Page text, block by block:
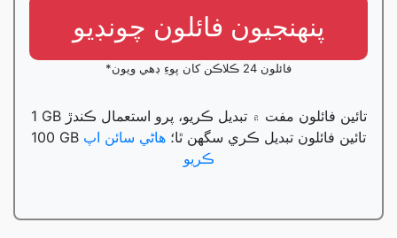
پنھنجيون فائلون چونڊيو
*فائلون 24 ڪلاڪن کان پوءِ ڊهي ويون
1 GB تائين فائلون مفت ۾ تبديل ڪريو، پرو استعمال ڪندڙ
100 GB تائين فائلون تبديل ڪري سگهن ٿا؛ هاڻي سائن اپ
ڪريو